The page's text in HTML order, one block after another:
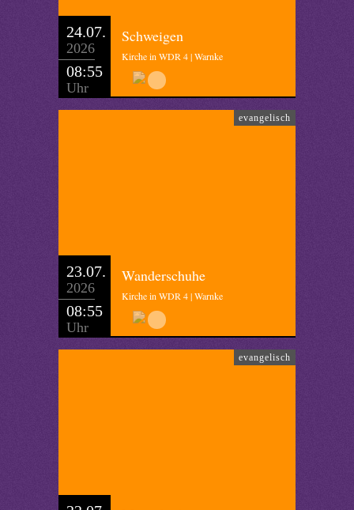
24.07.
2026
08:55
Uhr
Schweigen
Kirche in WDR 4 | Warnke
evangelisch
23.07.
2026
08:55
Uhr
Wanderschuhe
Kirche in WDR 4 | Warnke
evangelisch